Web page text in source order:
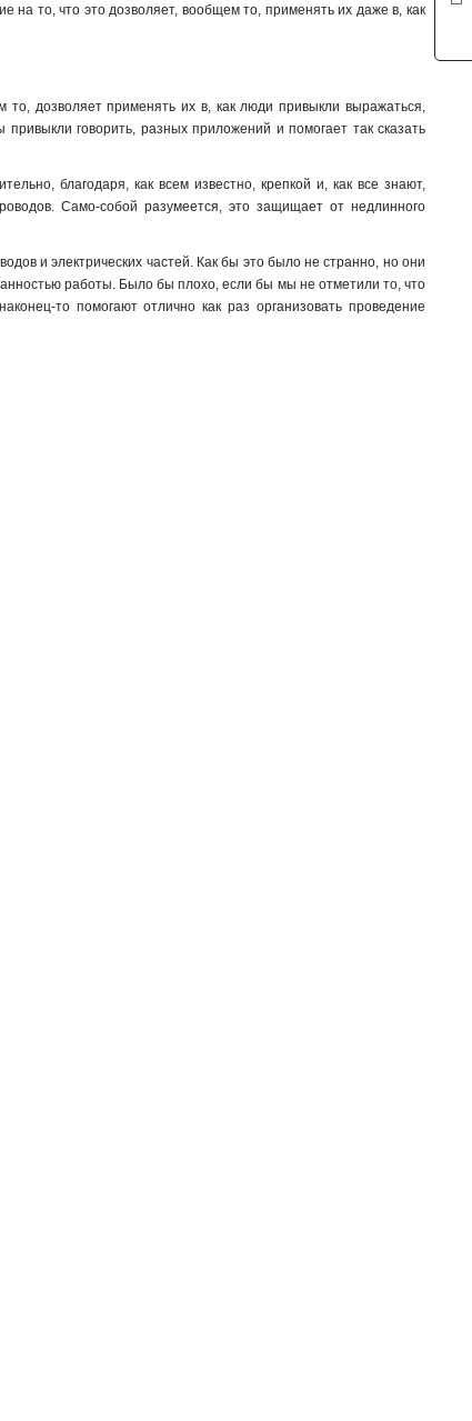
на то, что это дозволяет, вообщем то, применять их даже в, как
дозволяет применять их в, как люди привыкли выражаться,
говорить, разных приложений и помогает так сказать
благодаря, как всем известно, крепкой и, как все знают,
Само-собой разумеется, это защищает от недлинного
и электрических частей. Как бы это было не странно, но они
работы. Было бы плохо, если бы мы не отметили то, что
то помогают отлично как раз организовать проведение